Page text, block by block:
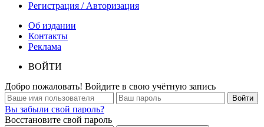
Регистрация / Авторизация
Об издании
Контакты
Реклама
ВОЙТИ
Добро пожаловать! Войдите в свою учётную запись
Вы забыли свой пароль?
Восстановите свой пароль